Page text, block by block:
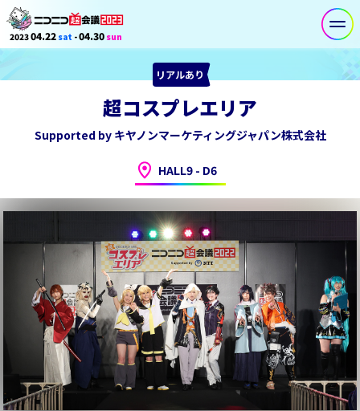
202304.22 sat -04.30 sun
リアルあり
超コスプレエリア
Supported by キヤノンマーケティングジャパン株式会社
HALL9 D6